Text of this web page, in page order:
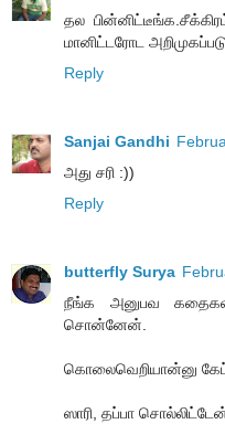
தல
மானிட்டரோட
Reply
Sanjai Gandhi
அது சரி :))
Reply
butterfly Surya
நீங்க அனுபவ
சொன்னேன்.
கொலைவெறியான்னு
ஸாரி, தப்பா